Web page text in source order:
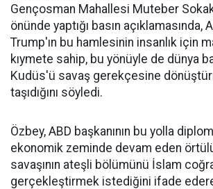
Gençosman Mahallesi Muteber
önünde yaptığı basın açıklamasında,
Trump'ın bu hamlesinin insanlık için
kıymete sahip, bu yönüyle de dünya
Kudüs'ü savaş gerekçesine
taşıdığını söyledi.
Özbey, ABD başkanının bu yolla
ekonomik zeminde devam eden
savaşının ateşli bölümünü İslam
gerçekleştirmek istediğini ifade